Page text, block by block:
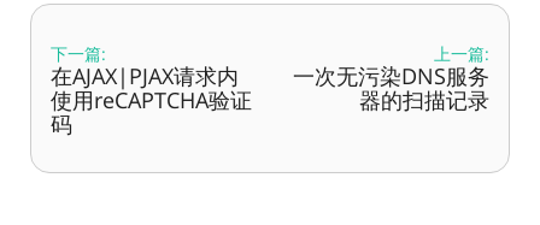
下一篇:
在AJAX|PJAX请求内
使用reCAPTCHA验证
码
上一篇:
一次无污染DNS服务
器的扫描记录